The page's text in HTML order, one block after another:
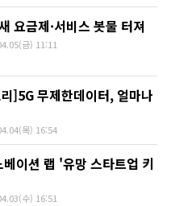
요금제·서비스 봇물 터져
금) 11:11
]5G 무제한데이터, 얼마나
목) 16:54
이션 랩 '유망 스타트업 키
수) 16:51